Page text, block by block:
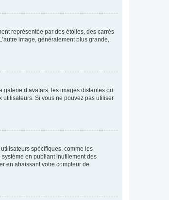
représentée par des étoiles, des carrés
image, généralement plus grande,
d’avatars, les images distantes ou
utilisateurs. Si vous ne pouvez pas utiliser
spécifiques, comme les
en publiant inutilement des
en abaissant votre compteur de